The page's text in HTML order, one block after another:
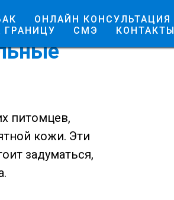
ОНЛАЙН КОНСУЛЬТАЦИЯ
ГРАНИЦУ СМЭ КОНТАКТЫ
питомцев,
кожи. Эти
задуматься,